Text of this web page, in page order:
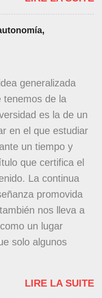
generalizada
tenemos de la
es la de un
en el que estudiar
un tiempo y
que certifica el
La continua
promovida
nos lleva a
un lugar
solo algunos
LIRE LA SUITE